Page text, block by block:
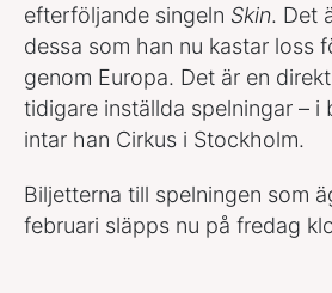
efterföljande singeln Skin. Det
dessa som han nu kastar loss
genom Europa. Det är en
tidigare inställda spelningar – i
intar han Cirkus i Stockholm.
Biljetterna till spelningen som
februari släpps nu på fredag